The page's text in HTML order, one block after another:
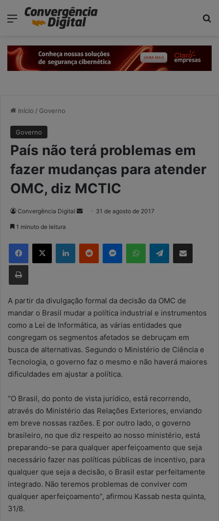
Menu
Início / Governo
Governo
País não terá problemas em
fazer mudanças para atender
OMC, diz MCTIC
Convergência Digital
d
m
a
i
31 de agosto de 2017
1 minuto de leitura
Telegram
A partir da divulgação formal da decisão da OMC de
mandar o Brasil mudar a política industrial e instrumentos
como a Lei de Informática, as várias entidades que
congregam os segmentos afetados se debruçam em
busca de alternativas. Segundo o Ministério de Ciência e
Tecnologia, o governo faz o mesmo e não haverá maiores
dificuldades em ajustar a política.
“O Brasil, do ponto de vista jurídico, está recorrendo,
através do Ministério das Relações Exteriores, enviando
em breve nossas razões. E por outro lado, o governo
brasileiro, no que diz respeito ao nosso ministério, está
preparando-se para qualquer aperfeiçoamento que seja
necessário fazer nas políticas públicas de incentivo, para
qualquer que seja a decisão, o Brasil estar perfeitamente
integrado. Não teremos problemas de conviver com
qualquer aperfeiçoamento”, afirmou Kassab nesta quinta,
31/8.